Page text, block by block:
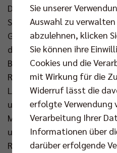
Der Aufschlag gegen das
Südwesten der Republik
Generalproben-Charakter.
dieses 22. Bundesligaspiel
Begegnungen in anderen
Rückspiel in der Playoff-
League und das DVV-
ungefährdeten 3:0-Erfolg
München sinnen die
um mit Schwung in jene
Rang eins der Tabelle ist
Sie unserer
Auswahl zu
abzulehnen, klicken
Sie können ihre
Cookies und die
mit Wirkung für die
Widerruf lässt die
erfolgte Verwendung
Verarbeitung Ihrer
Informationen über
darüber erfolgende